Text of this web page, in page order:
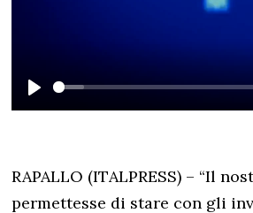
PLAY
RAPALLO (ITALPRESS) – “Il
permettesse di stare con gli